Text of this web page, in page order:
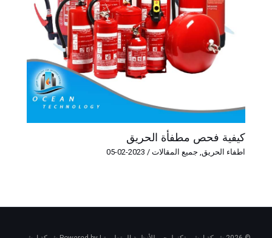
كيفية فحص مطفأة الحريق
اطفاء الحريق, جميع المقالات /
2023-02-05